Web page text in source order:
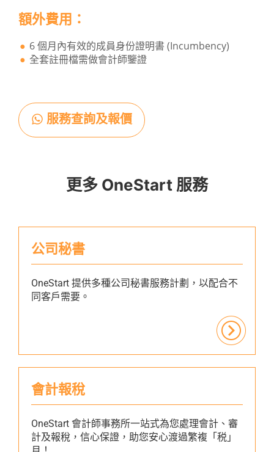
額外費用：
6 個月內有效的成員身份證明書 (Incumbency)
全套註冊檔需做會計師鑒證
服務查詢及報價
更多 OneStart 服務
公司秘書
OneStart 提供多種公司秘書服務計劃，以配合不
同客戶需要。
會計報稅
OneStart 會計師事務所一站式為您處理會計、審
計及報稅，信心保證，助您安心渡過繁複「税」